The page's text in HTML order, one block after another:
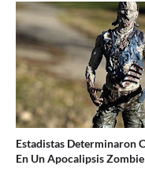
Estadistas Determinaron
En Un Apocalipsis Zombie